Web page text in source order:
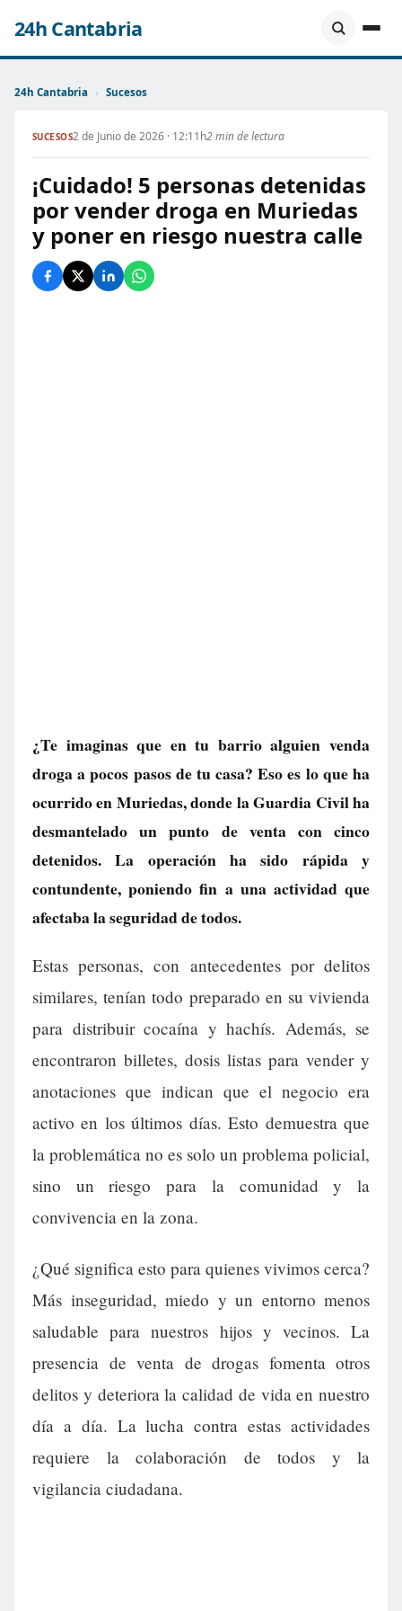
24h Cantabria
24h Cantabria › Sucesos
SUCESOS2 de Junio de 2026 · 12:11h2 min de lectura
¡Cuidado! 5 personas detenidas
por vender droga en Muriedas
y poner en riesgo nuestra calle
¿Te imaginas que en tu barrio alguien venda
droga a pocos pasos de tu casa? Eso es lo que ha
ocurrido en Muriedas, donde la Guardia Civil ha
desmantelado un punto de venta con cinco
detenidos. La operación ha sido rápida y
contundente, poniendo fin a una actividad que
afectaba la seguridad de todos.
Estas personas, con antecedentes por delitos
similares, tenían todo preparado en su vivienda
para distribuir cocaína y hachís. Además, se
encontraron billetes, dosis listas para vender y
anotaciones que indican que el negocio era
activo en los últimos días. Esto demuestra que
la problemática no es solo un problema policial,
sino un riesgo para la comunidad y la
convivencia en la zona.
¿Qué significa esto para quienes vivimos cerca?
Más inseguridad, miedo y un entorno menos
saludable para nuestros hijos y vecinos. La
presencia de venta de drogas fomenta otros
delitos y deteriora la calidad de vida en nuestro
día a día. La lucha contra estas actividades
requiere la colaboración de todos y la
vigilancia ciudadana.